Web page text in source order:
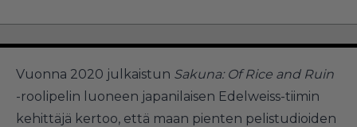
Vuonna 2020 julkaistun Sakuna: Of Rice and Ruin
-roolipelin luoneen japanilaisen Edelweiss-tiimin
kehittäjä kertoo, että maan pienten pelistudioiden